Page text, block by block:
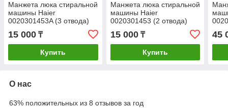
Манжета люка стиральной
машины Haier
0020301453A (3 отвода)
15 000 ₸
Купить
Манжета люка стиральной
машины Haier
0020301453 (2 отвода)
15 000₸
Купить
45
О нас
63% положительных из 8 отзывов за год